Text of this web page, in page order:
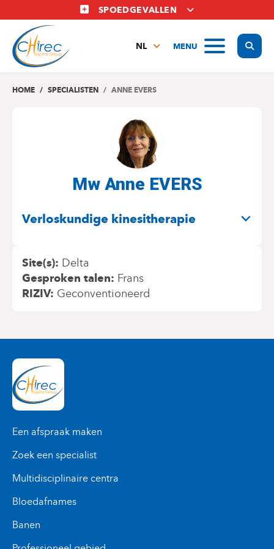
en
naar
inhoud
SPOEDGEVALLEN
MENU
NL
EN
HOME SPECIALISTEN ANNE EVERS
Mw Anne EVERS
Verloskundige kinesitherapie
Site(s) Delta
Gesproken talen Frans
RIZIV Geconventioneerd
Een afspraak maken
Zoek een specialist
Multidisciplinaire centra
Bloedafnames
Banen